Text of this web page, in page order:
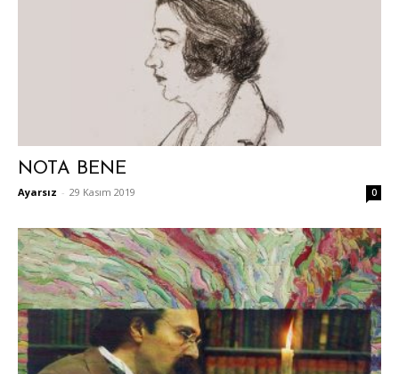
NOTA BENE
Ayarsız - 29 Kasım 2019 0